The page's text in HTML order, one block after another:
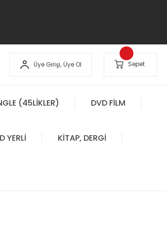
Üye Girişi, Üye Ol Sepet
(45LİKLER) DVD FİLM
YERLİ KİTAP, DERGİ